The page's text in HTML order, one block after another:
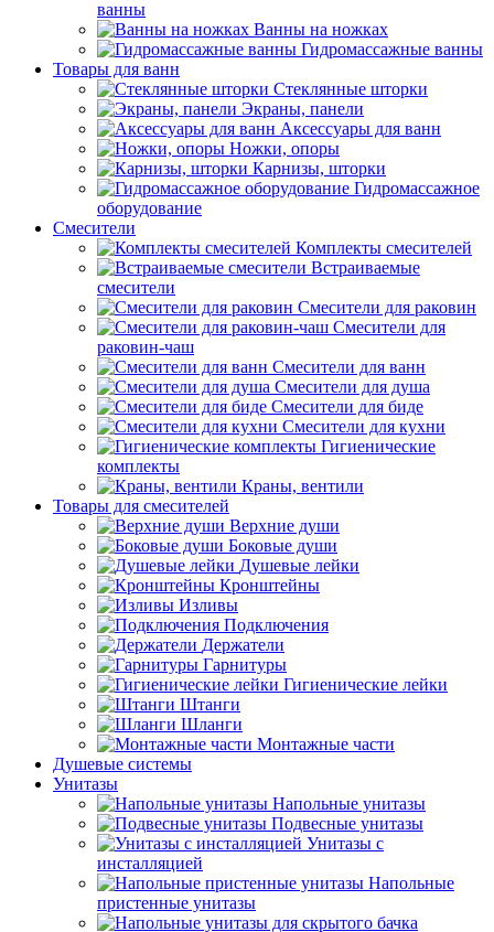
ванны
Ванны на ножках
Гидромассажные ванны
Товары для ванн
Стеклянные шторки
Экраны, панели
Аксессуары для ванн
Ножки, опоры
Карнизы, шторки
Гидромассажное
оборудование
Смесители
Комплекты смесителей
Встраиваемые
смесители
Смесители для раковин
Смесители для
раковин-чаш
Смесители для ванн
Смесители для душа
Смесители для биде
Смесители для кухни
Гигиенические
комплекты
Краны, вентили
Товары для смесителей
Верхние души
Боковые души
Душевые лейки
Кронштейны
Изливы
Подключения
Держатели
Гарнитуры
Гигиенические лейки
Штанги
Шланги
Монтажные части
Душевые системы
Унитазы
Напольные унитазы
Подвесные унитазы
Унитазы с
инсталляцией
Напольные
пристенные унитазы